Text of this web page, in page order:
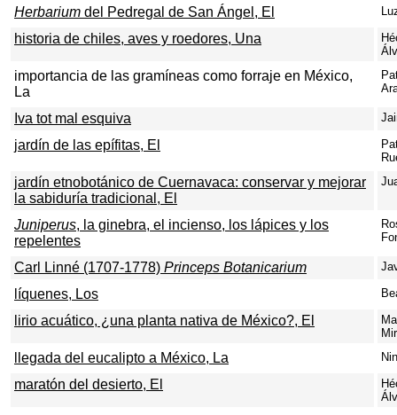
Herbarium del Pedregal de San Ángel, El
historia de chiles, aves y roedores, Una
importancia de las gramíneas como forraje en México,
La
Iva tot mal esquiva
jardín de las epífitas, El
jardín etnobotánico de Cuernavaca: conservar y mejorar
la sabiduría tradicional, El
Juniperus, la ginebra, el incienso, los lápices y los
repelentes
Carl Linné (1707-1778) Princeps Botanicarium
líquenes, Los
lirio acuático, ¿una planta nativa de México?, El
llegada del eucalipto a México, La
maratón del desierto, El